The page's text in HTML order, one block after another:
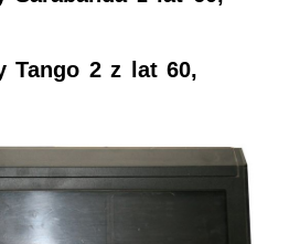
Tango 2 z lat 60,